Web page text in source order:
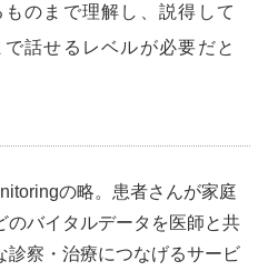
のまで理解し、説得して
話せるレベルが必要だと
の略。患者さんが家庭
のバイタルデータを医師と共
診察・治療につなげるサービ